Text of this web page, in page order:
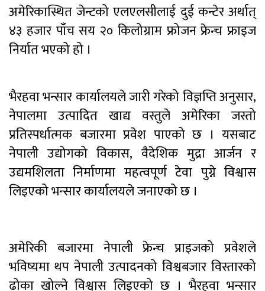
अमेरिकास्थित जेन्टको एलएलसीलाई दुई कन्टेर अर्थात्
४३ हजार पाँच सय २० किलोग्राम फ्रोजन फ्रेन्च फ्राइज
निर्यात भएको हो ।
भैरहवा भन्सार कार्यालयले जारी गरेको विज्ञप्ति अनुसार,
नेपालमा उत्पादित खाद्य वस्तुले अमेरिका जस्तो
प्रतिस्पर्धात्मक बजारमा प्रवेश पाएको छ । यसबाट
नेपाली उद्योगको विकास, वैदेशिक मुद्रा आर्जन र
उद्यमशिलता निर्माणमा महत्वपूर्ण टेवा पुग्ने विश्वास
लिइएको भन्सार कार्यालयले जनाएको छ ।
अमेरिकी बजारमा नेपाली फ्रेन्च प्राइजको प्रवेशले
भविष्यमा थप नेपाली उत्पादनको विश्वबजार विस्तारको
ढोका खोल्ने विश्वास लिइएको छ । भैरहवा भन्सार